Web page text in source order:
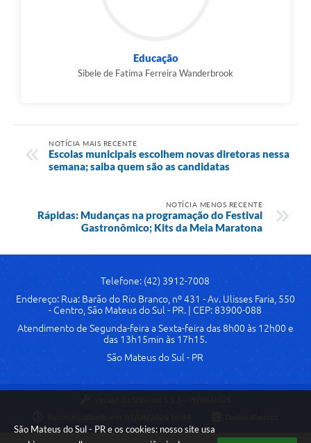
São Mateus do Sul - PR e os cookies: nosso site usa
Educação
Sibele de Fatima Ferreira Wanderbrook
NOTÍCIA MAIS RECENTE
Escolas municipais escolhem novas diretoras nessa
semana; saiba quem são as candidatas
NOTÍCIA MENOS RECENTE
Rápidas: Mudanças na programação do Festival
Gastronômico; Kits da Meia Maratona
Telefone: (42) 3912-7008
Endereço: Rua: Barão do Rio Branco, nº 431 - Av. Ulisses Faria, 550
- Centro, São Mateus do Sul - PR. | CEP: 83900-088
Atendimento de Segunda-feira a Sexta-feira das 8h00 às 12h00 e
das 13h15min às 17h15.
São Mateus do Sul - PR